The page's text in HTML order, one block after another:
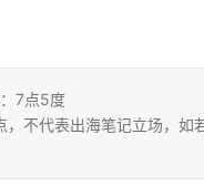
7点5度
，不代表出海笔记立场，如